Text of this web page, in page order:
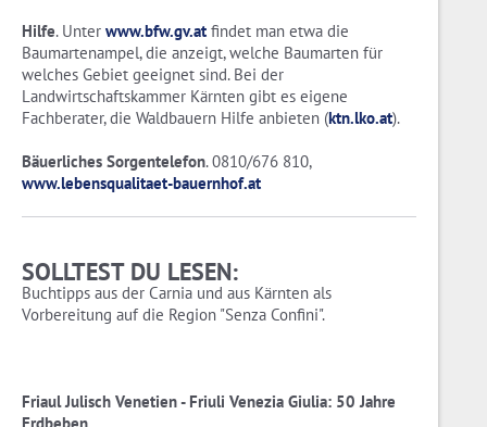
Hilfe. Unter www.bfw.gv.at findet man etwa die
Baumartenampel, die anzeigt, welche Baumarten für
welches Gebiet geeignet sind. Bei der
Landwirtschaftskammer Kärnten gibt es eigene
Fachberater, die Waldbauern Hilfe anbieten (ktn.lko.at).
Bäuerliches Sorgentelefon. 0810/676 810,
www.lebensqualitaet-bauernhof.at
SOLLTEST DU LESEN:
Buchtipps aus der Carnia und aus Kärnten als
Vorbereitung auf die Region "Senza Confini".
Friaul Julisch Venetien - Friuli Venezia Giulia: 50 Jahre